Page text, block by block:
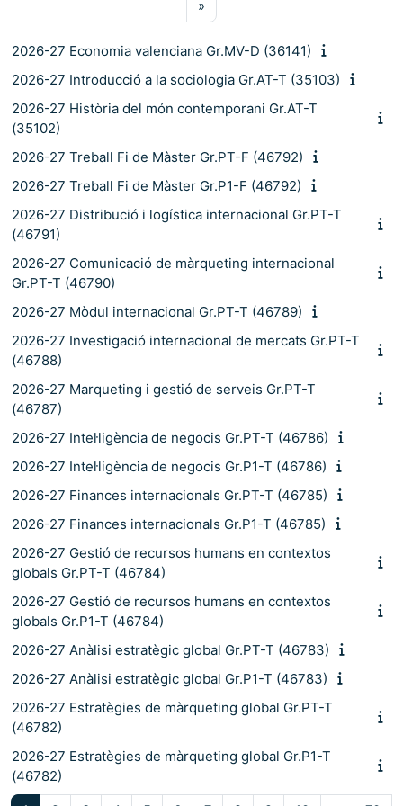
»Pàgina següent
2026-27 Economia valenciana Gr.MV-D (36141)
2026-27 Introducció a la sociologia Gr.AT-T (35103)
2026-27 Història del món contemporani Gr.AT-T
(35102)
2026-27 Treball Fi de Màster Gr.PT-F (46792)
2026-27 Treball Fi de Màster Gr.P1-F (46792)
2026-27 Distribució i logística internacional Gr.PT-T
(46791)
2026-27 Comunicació de màrqueting internacional
Gr.PT-T (46790)
2026-27 Mòdul internacional Gr.PT-T (46789)
2026-27 Investigació internacional de mercats Gr.PT-T
(46788)
2026-27 Marqueting i gestió de serveis Gr.PT-T
(46787)
2026-27 Intel·ligència de negocis Gr.PT-T (46786)
2026-27 Intel·ligència de negocis Gr.P1-T (46786)
2026-27 Finances internacionals Gr.PT-T (46785)
2026-27 Finances internacionals Gr.P1-T (46785)
2026-27 Gestió de recursos humans en contextos
globals Gr.PT-T (46784)
2026-27 Gestió de recursos humans en contextos
globals Gr.P1-T (46784)
2026-27 Anàlisi estratègic global Gr.PT-T (46783)
2026-27 Anàlisi estratègic global Gr.P1-T (46783)
2026-27 Estratègies de màrqueting global Gr.PT-T
(46782)
2026-27 Estratègies de màrqueting global Gr.P1-T
(46782)